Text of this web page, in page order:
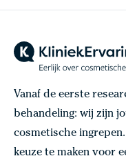
Vanaf de eerste
behandeling: wij zijn
cosmetische
keuze te maken voor